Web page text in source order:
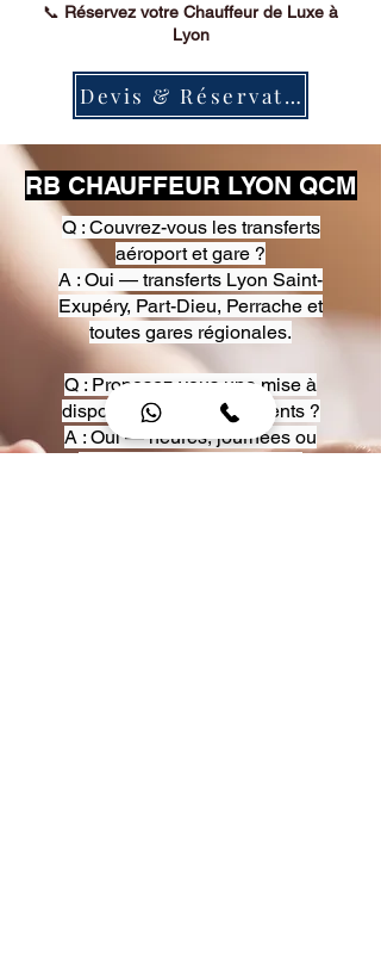
📞 Réservez votre Chauffeur de Luxe à
Lyon
Devis & Réservation
RB CHAUFFEUR LYON QCM
Q : Couvrez-vous les transferts
aéroport et gare ?
A : Oui — transferts Lyon Saint-
Exupéry, Part-Dieu, Perrache et
toutes gares régionales.
Q : Proposez-vous une mise à
disposition pour événements ?
A : Oui — heures, journées ou